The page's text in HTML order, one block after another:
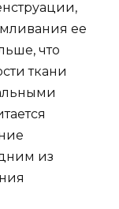
ее
что
ткани
из